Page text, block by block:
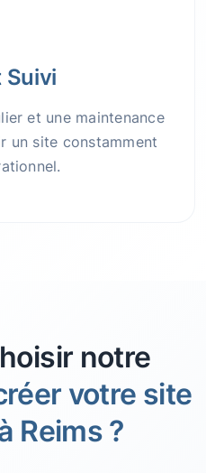
Suivi
et une maintenance
un site constamment
notre
votre site
Reims ?